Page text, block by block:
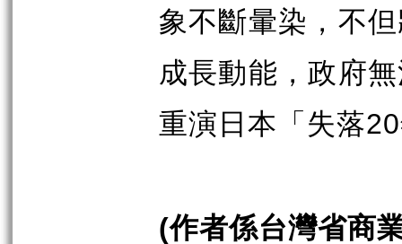
象不斷暈染，不
成長動能，政府
重演日本「失落20
(作者係台灣省商